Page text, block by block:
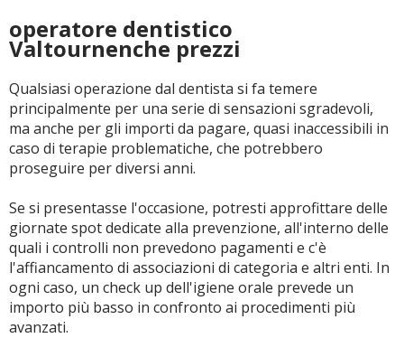
operatore dentistico
Valtournenche prezzi
Qualsiasi operazione dal dentista si fa temere
principalmente per una serie di sensazioni sgradevoli,
ma anche per gli importi da pagare, quasi inaccessibili in
caso di terapie problematiche, che potrebbero
proseguire per diversi anni.
Se si presentasse l'occasione, potresti approfittare delle
giornate spot dedicate alla prevenzione, all'interno delle
quali i controlli non prevedono pagamenti e c'è
l'affiancamento di associazioni di categoria e altri enti. In
ogni caso, un check up dell'igiene orale prevede un
importo più basso in confronto ai procedimenti più
avanzati.